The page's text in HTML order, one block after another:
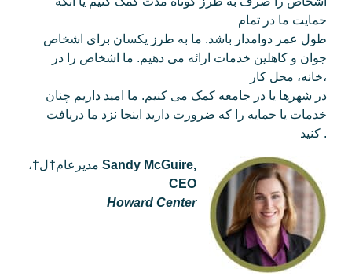
حمایت ما در تمام
طول عمر دوامدار باشد. ما به طرز یکسان برای اشخاص
جوان و کاهلین خدمات ارائه می دهیم. ما اشخاص را در
خانه، محل کار،
در شهرها یا در جامعه کمک می کنیم. ما امید داریم چنان
خدمات یا حمایه را که ضرورت دارید اینجا نزد ما دریافت
کنید .
Sandy McGuire,
CEO
Howard Center